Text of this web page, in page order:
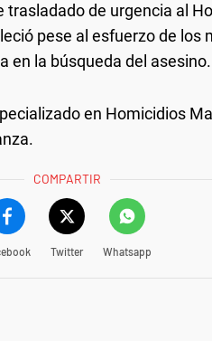
trasladado de urgencia al
pese al esfuerzo de los
en la búsqueda del asesino.
en Homicidios
COMPARTIR
Twitter Whatsapp